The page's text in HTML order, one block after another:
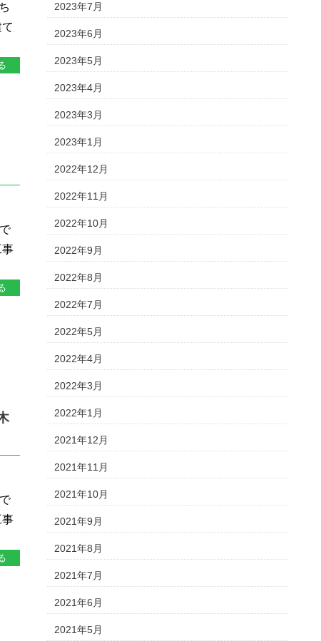
事
事
2023年7月
2023年6月
2023年5月
2023年4月
2023年3月
2023年1月
2022年12月
2022年11月
2022年10月
2022年9月
2022年8月
2022年7月
2022年5月
2022年4月
2022年3月
2022年1月
2021年12月
2021年11月
2021年10月
2021年9月
2021年8月
2021年7月
2021年6月
2021年5月